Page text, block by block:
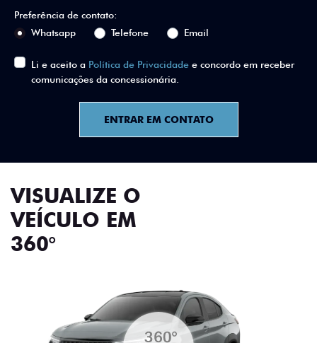
Preferência de contato:
Whatsapp
Telefone Email
Li e aceito a Política de Privacidade e concordo em receber
comunicações da concessionária.
ENTRAR EM CONTATO
VISUALIZE O
VEÍCULO EM
360°